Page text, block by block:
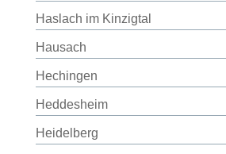
Haslach im Kinzigtal
Hausach
Hechingen
Heddesheim
Heidelberg